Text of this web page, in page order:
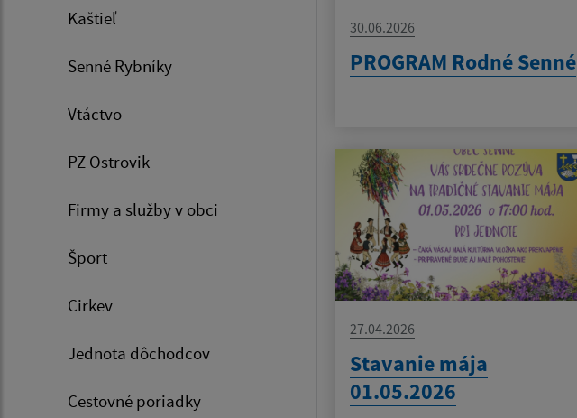
Kaštieľ
Senné Rybníky
Vtáctvo
PZ Ostrovik
Firmy a služby v obci
Šport
Cirkev
Jednota dôchodcov
Cestovné poriadky
30.06.2026
PROGRAM Rodné Senné
27.04.2026
Stavanie mája
01.05.2026